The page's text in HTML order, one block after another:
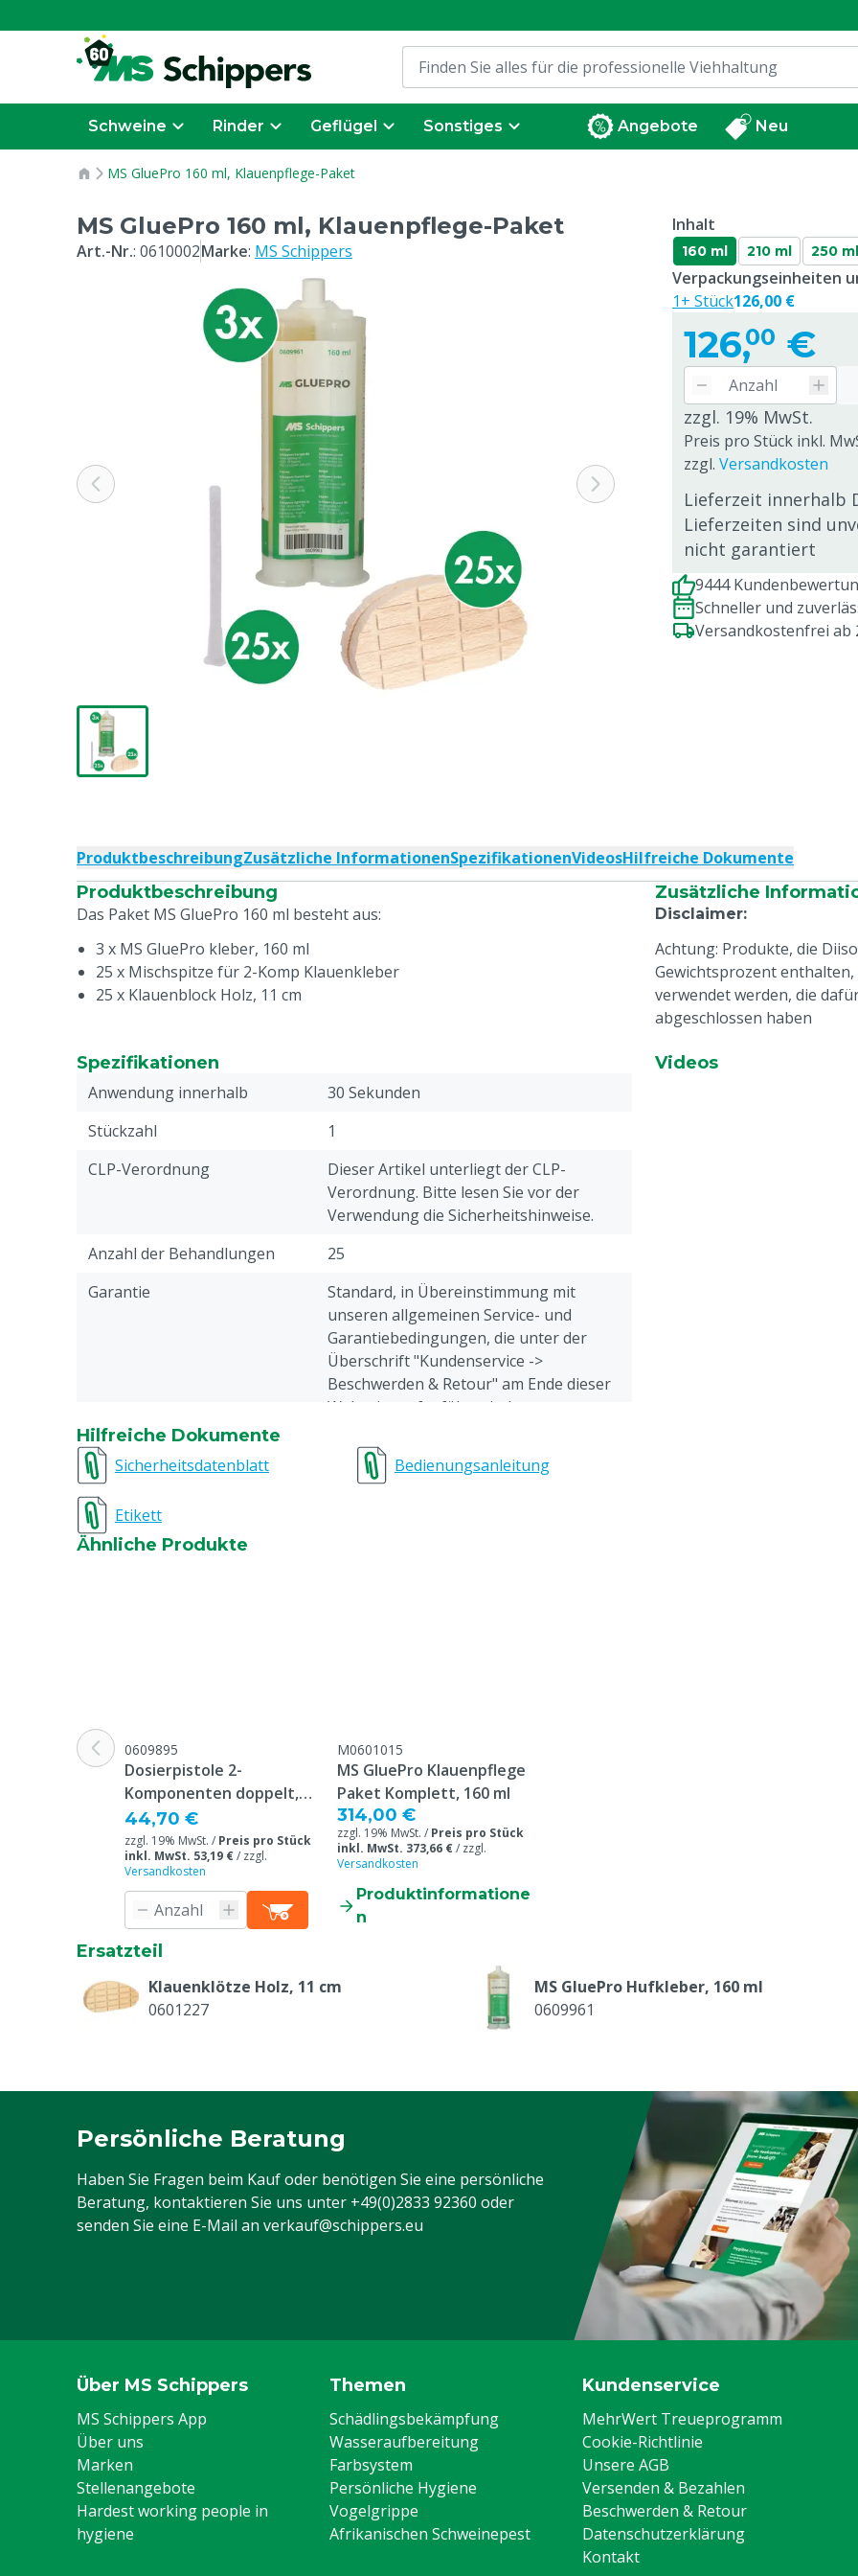
Schweine Rinder Geflügel Sonstiges Angebote Neu
MS GluePro 160 ml, Klauenpflege-Paket
MS GluePro 160 ml, Klauenpflege-Paket
Art.-Nr.: 0610002Marke: MS Schippers
Inhalt
160 ml 210 ml 250 ml
126,00 €
zzgl. 19% MwSt.
Preis pro Stück inkl.
zzgl. Versandkosten
Lieferzeit innerhalb
Lieferzeiten sind
nicht garantiert
Verpackungseinheiten
1+ Stück126,00 €
9444
Schneller und
Versandkostenfrei ab
ProduktbeschreibungZusätzliche InformationenSpezifikationenVideosHilfreiche Dokumente
Produktbeschreibung
Das Paket MS GluePro 160 ml besteht aus:
3 x MS GluePro kleber, 160 ml
25 x Mischspitze für 2-Komp Klauenkleber
25 x Klauenblock Holz, 11 cm
Zusätzliche
Disclaimer:
Achtung: Produkte, die
Gewichtsprozent
verwendet werden, die
abgeschlossen haben
Spezifikationen
Anwendung innerhalb
30 Sekunden
Stückzahl
1
CLP-Verordnung
Dieser Artikel unterliegt der CLP-
Verordnung. Bitte lesen Sie vor der
Verwendung die Sicherheitshinweise.
Anzahl der Behandlungen
25
Garantie
Standard, in Übereinstimmung mit
unseren allgemeinen Service- und
Garantiebedingungen, die unter der
Überschrift "Kundenservice ->
Beschwerden & Retour" am Ende dieser
Webseite aufgeführt sind.
Dokumentationshinweis
Lesen Sie sich vor der Verwendung
unbedingt die Gebrauchsanweisung
durch.
Tierarten
Videos
Hilfreiche Dokumente
Sicherheitsdatenblatt
Bedienungsanleitung
Etikett
Ähnliche Produkte
0609895
Dosierpistole 2-
Komponenten doppelt,
160/180 ml
44,70 €
zzgl. 19% MwSt. / Preis pro Stück
inkl. MwSt. 53,19 €/ zzgl.
Versandkosten
M0601015
MS GluePro Klauenpflege
Paket Komplett, 160 ml
314,00 €
zzgl. 19% MwSt. / Preis pro Stück
inkl. MwSt. 373,66 €/ zzgl.
Versandkosten
Produktinformatione
n
Ersatzteil
Klauenklötze Holz, 11 cm
0601227
MS GluePro Hufkleber, 160 ml
0609961
Persönliche Beratung
Haben Sie Fragen beim Kauf oder benötigen Sie eine persönliche
Beratung, kontaktieren Sie uns unter +49(0)2833 92360 oder
senden Sie eine E-Mail an verkauf@schippers.eu
Über MS Schippers
MS Schippers App
Über uns
Marken
Stellenangebote
Hardest working people in
hygiene
Themen
Schädlingsbekämpfung
Wasseraufbereitung
Farbsystem
Persönliche Hygiene
Vogelgrippe
Afrikanischen Schweinepest
Kundenservice
MehrWert Treueprogramm
Cookie-Richtlinie
Unsere AGB
Versenden & Bezahlen
Beschwerden & Retour
Datenschutzerklärung
Kontakt